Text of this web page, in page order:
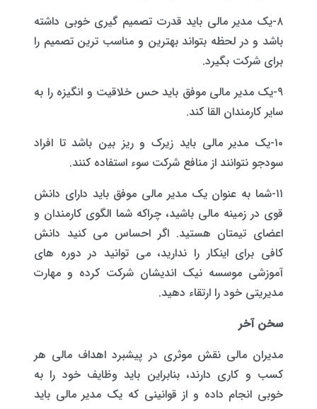
۸-یک مدیر مالی باید قدرت تصمیم گیری خوبی داشته
باشد و در لحظه بتواند بهترین و مناسب ترین تصمیم را
برای شرکت بگیرد.
۹-یک مدیر مالی موفق باید حس خلاقیت و انگیزه را به
سایر کارمندان القا کند.
۱۰-یک مدیر مالی باید زیرک و ریز بین باشد تا افراد
سودجو نتوانند از منافع شرکت سوء استفاده کنند.
۱۱-شما به عنوان یک مدیر مالی موفق باید دارای دانش
قوی در زمینه مالی باشید، چراکه شما الگوی کارمندان و
اعضای تیمتان هستید. اگر احساس می کنید دانش
کافی برای اینکار را ندارید، می توانید در دوره های
آموزشی موسسه نیک اندیشان شرکت کرده و مهارت
مدیریتی خود را ارتقاء دهید.
سخن آخر
مدیران مالی نقش موثری در پیشبرد اهداف مالی هر
کسب و کاری دارند، بنابراین باید وظایف خود را به
خوبی انجام داده و از قوانینی که یک مدیر مالی باید